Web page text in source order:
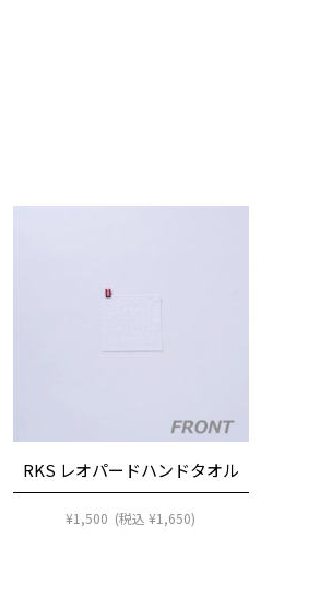
RKS レオパードハンドタオル
¥1,500 (税込¥1,650)